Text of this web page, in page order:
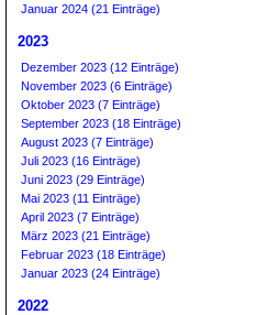
Januar 2024 (21 Einträge)
2023
Dezember 2023 (12 Einträge)
November 2023 (6 Einträge)
Oktober 2023 (7 Einträge)
September 2023 (18 Einträge)
August 2023 (7 Einträge)
Juli 2023 (16 Einträge)
Juni 2023 (29 Einträge)
Mai 2023 (11 Einträge)
April 2023 (7 Einträge)
März 2023 (21 Einträge)
Februar 2023 (18 Einträge)
Januar 2023 (24 Einträge)
2022